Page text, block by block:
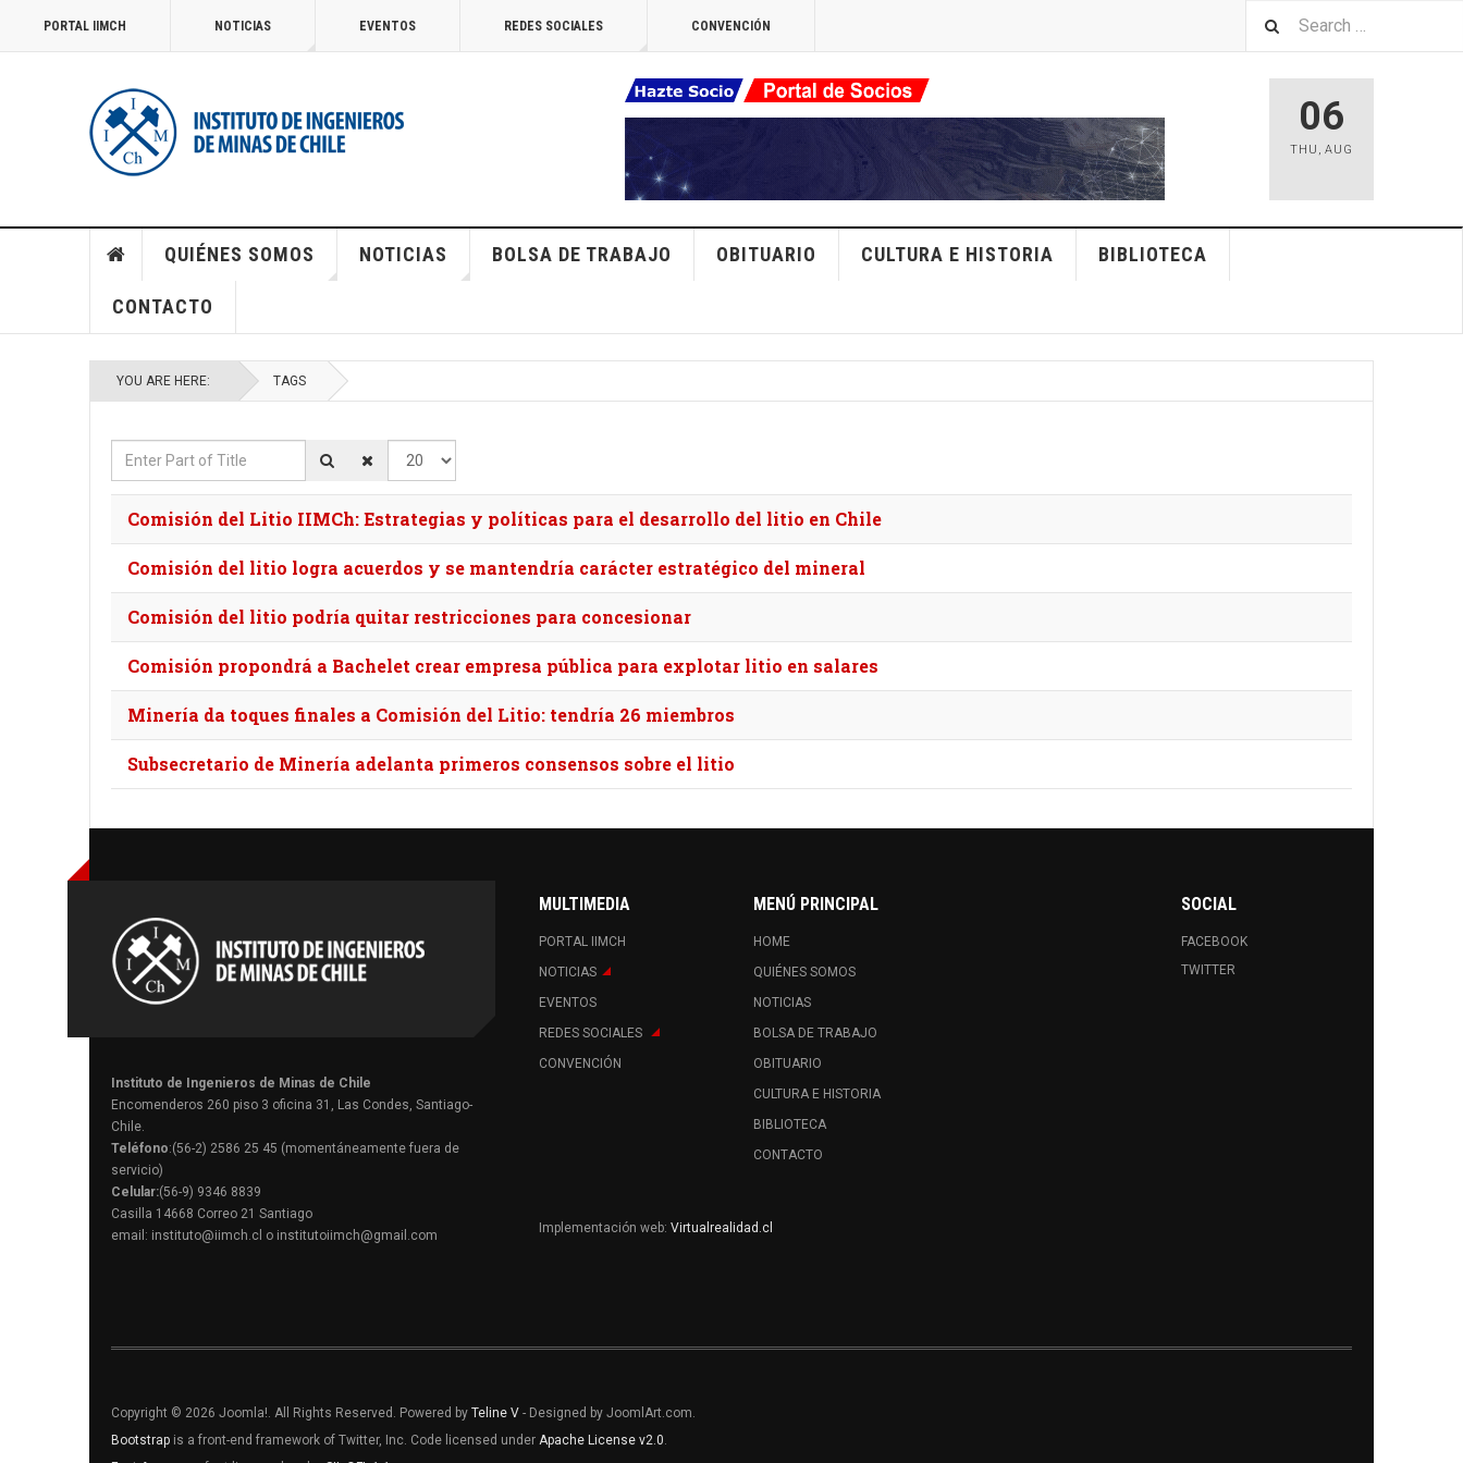
PORTAL IIMCH NOTICIAS EVENTOS REDES SOCIALES CONVENCIÓN
06
THU , AUG
QUIÉNES SOMOS NOTICIAS BOLSA DE TRABAJO OBITUARIO CULTURA E HISTORIA BIBLIOTECA
CONTACTO
YOU ARE HERE: TAGS
Enter Part of Title Display #
Comisión del Litio IIMCh: Estrategias y políticas para el desarrollo del litio en Chile
Comisión del litio logra acuerdos y se mantendría carácter estratégico del mineral
Comisión del litio podría quitar restricciones para concesionar
Comisión propondrá a Bachelet crear empresa pública para explotar litio en salares
Minería da toques finales a Comisión del Litio: tendría 26 miembros
Subsecretario de Minería adelanta primeros consensos sobre el litio
Instituto de Ingenieros de Minas de Chile
Encomenderos 260 piso 3 oficina 31, Las Condes, Santiago-
Chile.
Teléfono:(56-2) 2586 25 45 (momentáneamente fuera de
servicio)
Celular:(56-9) 9346 8839
Casilla 14668 Correo 21 Santiago
email: instituto@iimch.cl o institutoiimch@gmail.com
MULTIMEDIA
PORTAL IIMCH
NOTICIAS
EVENTOS
REDES SOCIALES
CONVENCIÓN
MENÚ PRINCIPAL
HOME
QUIÉNES SOMOS
NOTICIAS
BOLSA DE TRABAJO
OBITUARIO
CULTURA E HISTORIA
BIBLIOTECA
CONTACTO
SOCIAL
FACEBOOK
TWITTER
Implementación web:Virtualrealidad.cl
Copyright © 2026 Joomla!. All Rights Reserved. Powered by Teline V - Designed by JoomlArt.com.
Bootstrap is a front-end framework of Twitter, Inc. Code licensed under Apache License v2.0.